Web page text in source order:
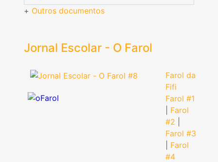
+ Outros documentos
Jornal Escolar - O Farol
Farol da
Fifi
Farol #1
Farol
#2
Farol #3
Farol
#4